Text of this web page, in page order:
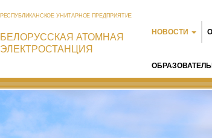
РЕСПУБЛИКАНСКОЕ УНИТАРНОЕ ПРЕДПРИЯТИЕ
БЕЛОРУССКАЯ АТОМНАЯ
ЭЛЕКТРОСТАНЦИЯ
НОВОСТИ